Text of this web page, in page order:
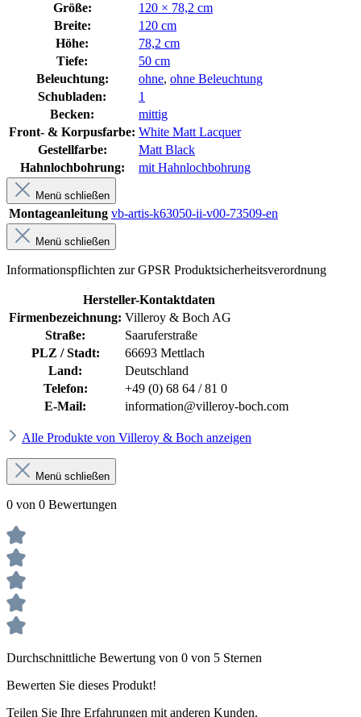
Größe:
120 × 78,2 cm
Breite:
120 cm
Höhe:
78,2 cm
Tiefe:
50 cm
Beleuchtung:
ohne, ohne Beleuchtung
Schubladen:
1
Becken:
mittig
Front- & Korpusfarbe: White Matt Lacquer
Gestellfarbe:
Matt Black
Hahnlochbohrung:
mit Hahnlochbohrung
Menü schließen
Montageanleitung vb-artis-k63050-ii-v00-73509-en
Menü schließen
Informationspflichten zur GPSR Produktsicherheitsverordnung
Hersteller-Kontaktdaten
Firmenbezeichnung: Villeroy & Boch AG
Straße:
Saaruferstraße
PLZ / Stadt:
66693 Mettlach
Land:
Deutschland
Telefon:
+49 (0) 68 64 / 81 0
E-Mail:
information@villeroy-boch.com
Alle Produkte von Villeroy & Boch anzeigen
Menü schließen
0 von 0 Bewertungen
Durchschnittliche Bewertung von 0 von 5 Sternen
Bewerten Sie dieses Produkt!
Teilen Sie Ihre Erfahrungen mit anderen Kunden.